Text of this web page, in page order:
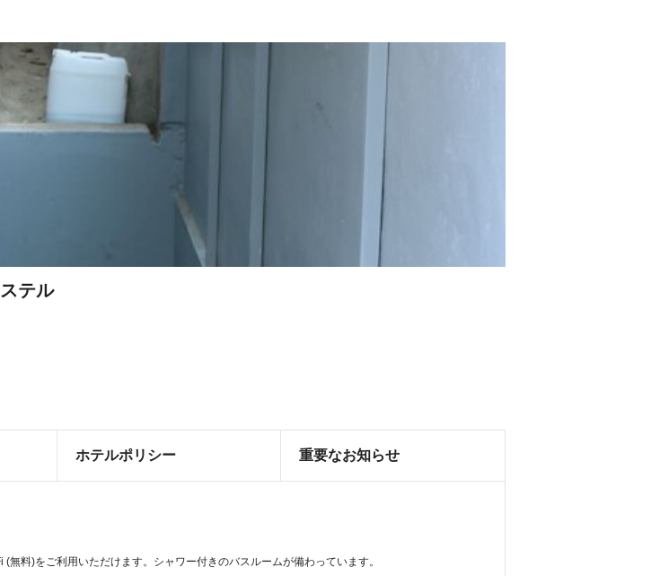
テル
ホテルポリシー 重要なお知らせ
料)をご利用いただけます。シャワー付きのバスルームが備わっています。